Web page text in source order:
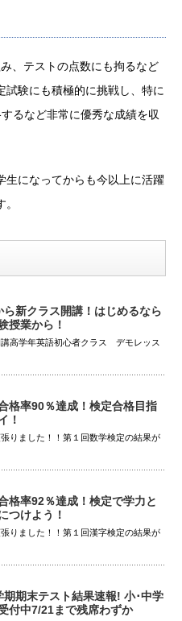
、テストの点数にも拘るなど
験にも積極的に挑戦し、特に
るなど非常に優秀な成績を収
生になってからも今以上に活躍
新クラス開講！はじめるなら
授業から！
講高学年英語初心者クラス デモレッス
率90％達成！検定合格目指
！
りました！！第１回数学検定の結果が
率92％達成！検定で学力と
つけよう！
りました！！第１回漢字検定の結果が
期末テスト結果速報! 小･中学
付中7/21まで残席わずか